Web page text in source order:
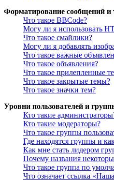
Форматирование сообщений и
Что такое BBCode?
Могу ли я использовать
Что такое смайлики?
Могу ли я добавлять
Что такое важные
Что такое объявления?
Что такое прилепленные
Что такое закрытые темы?
Что такое значки тем?
Уровни пользователей и
Кто такие
Кто такие модераторы?
Что такое группы
Где находятся группы и
Как мне стать лидером
Почему названия
Что такое группа по
Что означает ссылка